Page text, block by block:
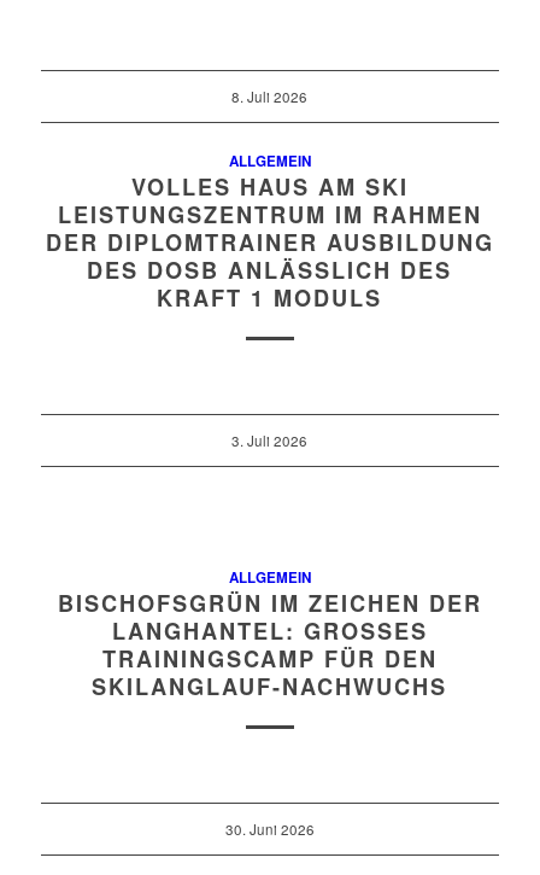
8. Juli 2026
ALLGEMEIN
VOLLES HAUS AM SKI
LEISTUNGSZENTRUM IM RAHMEN
DER DIPLOMTRAINER AUSBILDUNG
DES DOSB ANLÄSSLICH DES
KRAFT 1 MODULS
3. Juli 2026
ALLGEMEIN
BISCHOFSGRÜN IM ZEICHEN DER
LANGHANTEL: GROSSES T
RAININGSCAMP FÜR DEN S
KILANGLAUF-NACHWUCHS
30. Juni 2026